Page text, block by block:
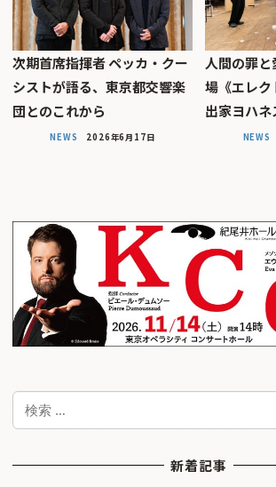
次期首席指揮者 ペッカ・クー
シストが語る、東京都交響楽
団とのこれから
NEWS 2026年6月17日
人間の罪と
場《エレク
出家ヨハ
NEWS
検
新着記事